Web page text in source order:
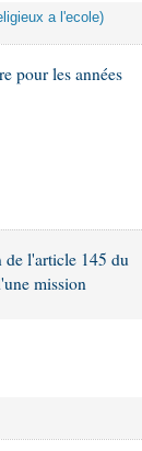
a l'ecole)
pour les années
de l'article 145 du
mission